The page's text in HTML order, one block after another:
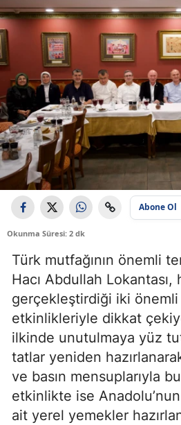
Abone Ol
Okunma Süresi: 2 dk
Türk mutfağının önemli
Hacı Abdullah Lokantası,
gerçekleştirdiği iki
etkinlikleriyle dikkat
ilkinde unutulmaya yüz
tatlar yeniden
ve basın mensuplarıyla
etkinlikte ise
ait yerel yemekler